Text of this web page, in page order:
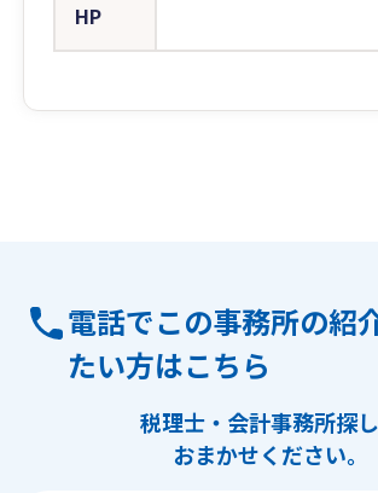
HP
電話でこの事務所の紹
たい方はこちら
税理士・会計事務所探
おまかせください。